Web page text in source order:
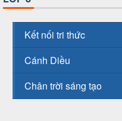
Kết nối tri thức
Cánh Diều
Chân trời sáng tạo